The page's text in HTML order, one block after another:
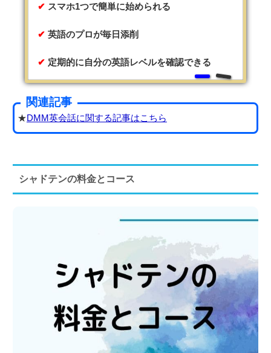
スマホ1つで簡単に始められる
英語のプロが毎日添削
定期的に自分の英語レベルを確認できる
関連記事
★DMM英会話に関する記事はこちら
シャドテンの料金とコース